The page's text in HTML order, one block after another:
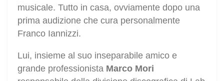
musicale. Tutto in casa, ovviamente dopo una
prima audizione che cura personalmente
Franco Iannizzi.
Lui, insieme al suo inseparabile amico e
grande professionista Marco Mori